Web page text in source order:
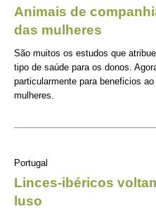
Animais de
das mulheres
São muitos os estudos que
tipo de saúde para os donos.
particularmente para beneficios
mulheres.
Portugal
Linces-ibéricos
luso